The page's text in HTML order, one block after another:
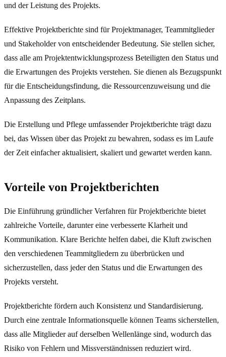
und der Leistung des Projekts.
Effektive Projektberichte sind für Projektmanager, Teammitglieder
und Stakeholder von entscheidender Bedeutung. Sie stellen sicher,
dass alle am Projektentwicklungsprozess Beteiligten den Status und
die Erwartungen des Projekts verstehen. Sie dienen als Bezugspunkt
für die Entscheidungsfindung, die Ressourcenzuweisung und die
Anpassung des Zeitplans.
Die Erstellung und Pflege umfassender Projektberichte trägt dazu
bei, das Wissen über das Projekt zu bewahren, sodass es im Laufe
der Zeit einfacher aktualisiert, skaliert und gewartet werden kann.
Vorteile von Projektberichten
Die Einführung gründlicher Verfahren für Projektberichte bietet
zahlreiche Vorteile, darunter eine verbesserte Klarheit und
Kommunikation. Klare Berichte helfen dabei, die Kluft zwischen
den verschiedenen Teammitgliedern zu überbrücken und
sicherzustellen, dass jeder den Status und die Erwartungen des
Projekts versteht.
Projektberichte fördern auch Konsistenz und Standardisierung.
Durch eine zentrale Informationsquelle können Teams sicherstellen,
dass alle Mitglieder auf derselben Wellenlänge sind, wodurch das
Risiko von Fehlern und Missverständnissen reduziert wird.